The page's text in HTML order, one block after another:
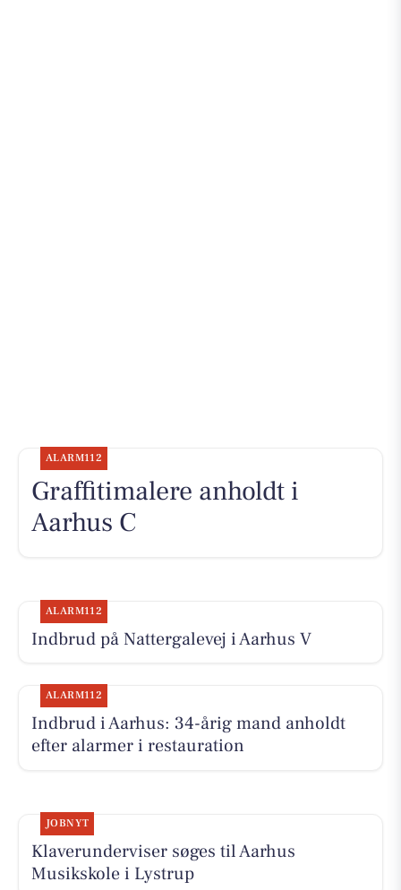
ALARM112
Graffitimalere anholdt i
Aarhus C
ALARM112
Indbrud på Nattergalevej i Aarhus V
ALARM112
Indbrud i Aarhus: 34-årig mand anholdt
efter alarmer i restauration
JOBNYT
Klaverunderviser søges til Aarhus
Musikskole i Lystrup